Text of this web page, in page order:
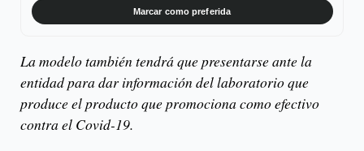
Marcar como preferida
La modelo también tendrá que presentarse ante la
entidad para dar información del laboratorio que
produce el producto que promociona como efectivo
contra el Covid-19.